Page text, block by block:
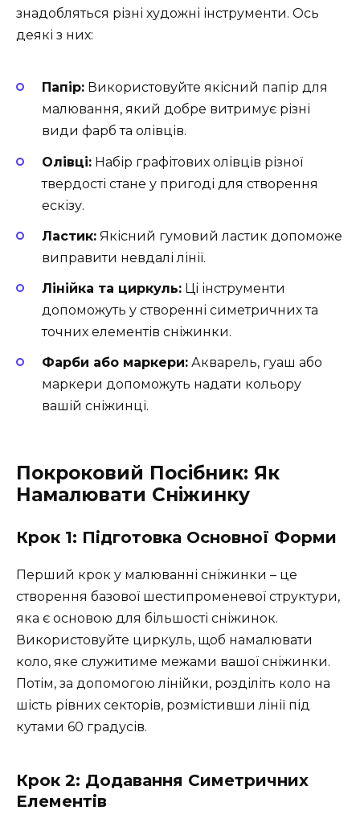
знадобляться різні художні інструменти. Ось
деякі з них:
Папір: Використовуйте якісний папір для
малювання, який добре витримує різні
види фарб та олівців.
Олівці: Набір графітових олівців різної
твердості стане у пригоді для створення
ескізу.
Ластик: Якісний гумовий ластик допоможе
виправити невдалі лінії.
Лінійка та циркуль: Ці інструменти
допоможуть у створенні симетричних та
точних елементів сніжинки.
Фарби або маркери: Акварель, гуаш або
маркери допоможуть надати кольору
вашій сніжинці.
Покроковий Посібник: Як
Намалювати Сніжинку
Крок 1: Підготовка Основної Форми
Перший крок у малюванні сніжинки – це
створення базової шестипроменевої структури,
яка є основою для більшості сніжинок.
Використовуйте циркуль, щоб намалювати
коло, яке служитиме межами вашої сніжинки.
Потім, за допомогою лінійки, розділіть коло на
шість рівних секторів, розмістивши лінії під
кутами 60 градусів.
Крок 2: Додавання Симетричних
Елементів